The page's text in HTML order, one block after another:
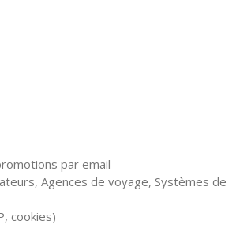
par email
Agences de voyage, Systèmes de
cookies)